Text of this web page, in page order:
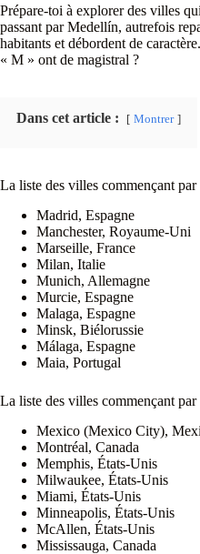
Prépare-toi à explorer des villes
passant par Medellín, autrefois
habitants et débordent de
« M » ont de magistral ?
Dans cet article : Montrer
La liste des villes commençant
Madrid, Espagne
Manchester, Royaume-Uni
Marseille, France
Milan, Italie
Munich, Allemagne
Murcie, Espagne
Malaga, Espagne
Minsk, Biélorussie
Málaga, Espagne
Maia, Portugal
La liste des villes commençant
Mexico (Mexico City),
Montréal, Canada
Memphis, États-Unis
Milwaukee, États-Unis
Miami, États-Unis
Minneapolis, États-Unis
McAllen, États-Unis
Mississauga, Canada